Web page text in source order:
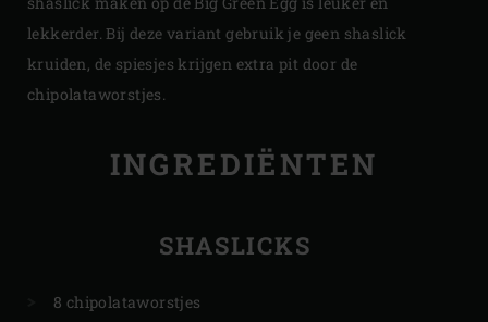
lekkerder. Bij deze variant gebruik je geen shaslick
kruiden, de spiesjes krijgen extra pit door de
chipolataworstjes.
INGREDIËNTEN
SHASLICKS
8 chipolataworstjes